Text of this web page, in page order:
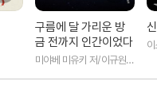
구름에 달 가리운 방
금 전까지 인간이었다
미야베 미유키 저/이규원